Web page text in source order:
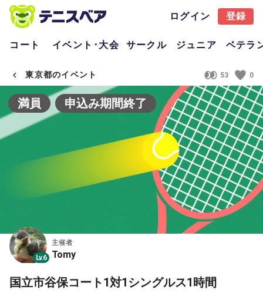
ログイン 登録
コート イベント･大会 サークル ジュニア ベテラ
東京都のイベント 53 0
満員 申込み期間終了
Lv.6
主催者
Tomy
国立市谷保コート1対1シングルス1時間